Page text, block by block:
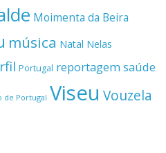
Moimenta da Beira
música Natal Nelas
Portugal reportagemsaúde
de Portugal Viseu Vouzela